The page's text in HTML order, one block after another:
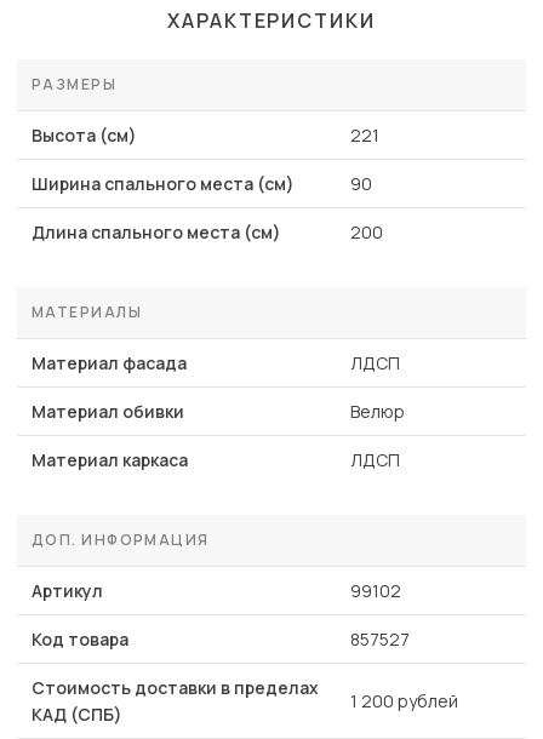
ХАРАКТЕРИСТИКИ
РАЗМЕРЫ
Высота (см) 221
Ширина спального места (см) 90
Длина спального места (см) 200
МАТЕРИАЛЫ
Материал фасада ЛДСП
Материал обивки Велюр
Материал каркаса ЛДСП
ДОП. ИНФОРМАЦИЯ
Артикул 99102
Код товара 857527
Стоимость доставки в пределах
КАД (СПБ)
1 200 рублей